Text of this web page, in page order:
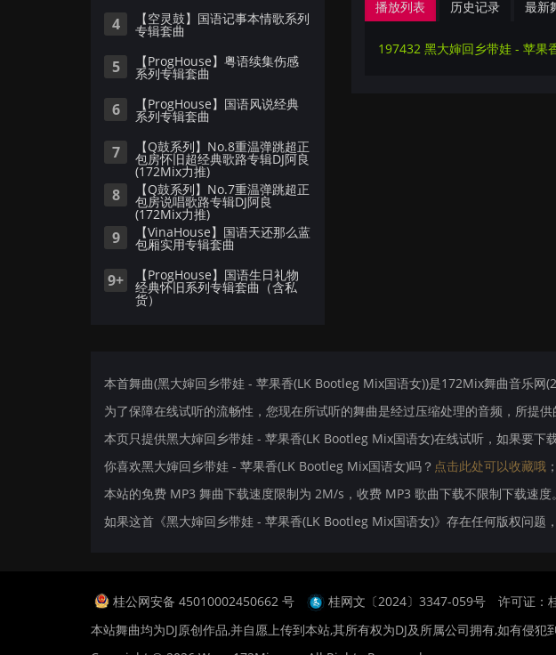
4 【空灵鼓】国语记事本情歌系列
专辑套曲
5 【ProgHouse】粤语续集伤感
系列专辑套曲
6 【ProgHouse】国语风说经典
系列专辑套曲
7 【Q鼓系列】No.8重温弹跳超正
包房怀旧超经典歌路专辑DJ阿良
(172Mix力推)
8 【Q鼓系列】No.7重温弹跳超正
包房说唱歌路专辑DJ阿良
(172Mix力推)
9 【VinaHouse】国语天还那么蓝
包厢实用专辑套曲
9+ 【ProgHouse】国语生日礼物
经典怀旧系列专辑套曲（含私
货）
播放列表 历史记录 最新
197432 黑大婶回乡带娃 - 苹果
本首舞曲(黑大婶回乡带娃 - 苹果香(LK Bootleg Mix国语女))是172Mix舞曲音乐网
为了保障在线试听的流畅性，您现在所试听的舞曲是经过压缩处理的音频，所提
本页只提供黑大婶回乡带娃 - 苹果香(LK Bootleg Mix国语女)在线试听，如果要下
你喜欢黑大婶回乡带娃 - 苹果香(LK Bootleg Mix国语女)吗？ 点击此处可以收藏哦 ；
本站的免费 MP3 舞曲下载速度限制为 2M/s，收费 MP3 歌曲下载不限制下载速度。
如果这首《黑大婶回乡带娃 - 苹果香(LK Bootleg Mix国语女)》存在任何版权问题
桂公网安备 45010002450662 号 桂网文〔2024〕3347-059号
许可证：
本站舞曲均为DJ原创作品,并自愿上传到本站,其所有权为DJ及所属公司拥有,如有侵犯